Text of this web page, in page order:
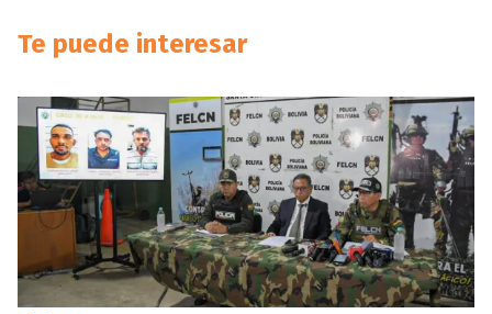
Te puede interesar